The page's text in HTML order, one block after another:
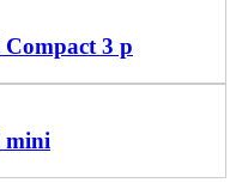
3 p
mini